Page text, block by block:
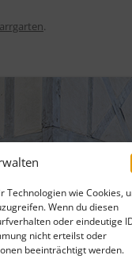
Technologien wie Cookies,
Wenn du diesen
oder eindeutige
nicht erteilst oder
beeinträchtigt werden.
.